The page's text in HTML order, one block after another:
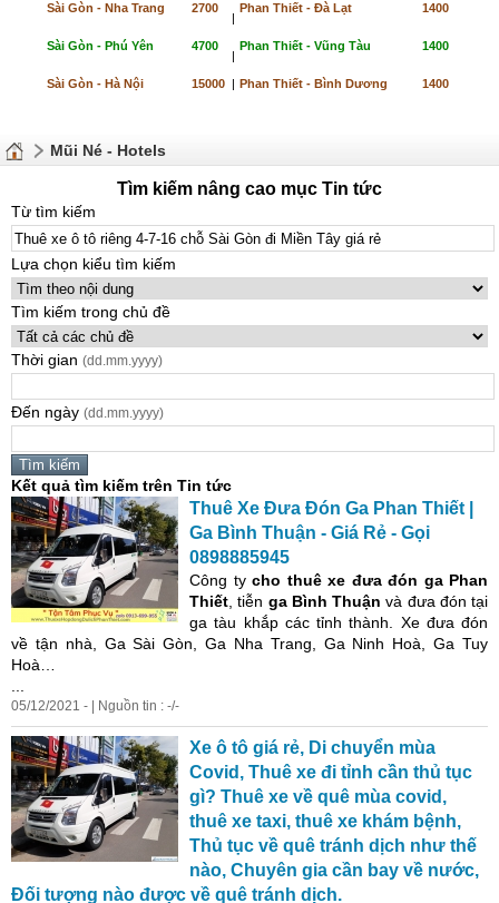
Sài Gòn - Nha Trang 2700
|
Phan Thiết - Đà Lạt 1400
Sài Gòn - Phú Yên 4700
|
Phan Thiết - Vũng Tàu 1400
Sài Gòn - Hà Nội 15000 | Phan Thiết - Bình Dương 1400
Mũi Né - Hotels
Tìm kiếm nâng cao mục Tin tức
Từ tìm kiếm
Lựa chọn kiểu tìm kiếm
Tìm kiếm trong chủ đề
Thời gian (dd.mm.yyyy)
Đến ngày (dd.mm.yyyy)
Kết quả tìm kiếm trên Tin tức
Thuê Xe Đưa Đón Ga Phan Thiết |
Ga Bình Thuận - Giá Rẻ - Gọi
0898885945
Công ty cho thuê xe đưa đón ga Phan
Thiết , tiễn ga Bình Thuận và đưa đón tại
ga tàu khắp các tỉnh thành. Xeđưa đón
về tận nhà, GaSài Gòn , Ga Nha Trang, Ga Ninh Hoà, Ga Tuy
Hoà…
05/12/2021 - | Nguồn tin : -/-
Xe ô tô giá rẻ, Di chuyển mùa
Covid, Thuê xe đi tỉnh cần thủ tục
gì? Thuê xe về quê mùa covid,
thuê xe taxi, thuê xe khám bệnh,
Thủ tục về quê tránh dịch như thế
nào, Chuyên gia cần bay về nước,
Đối tượng nào được về quê tránh dịch.